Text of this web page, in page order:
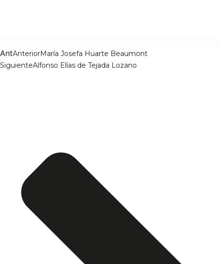
AntAnteriorMaría Josefa Huarte Beaumont
SiguienteAlfonso Elías de Tejada Lozano